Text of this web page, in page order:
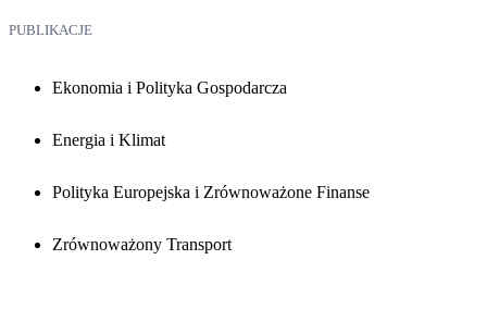
PUBLIKACJE
Ekonomia i Polityka Gospodarcza
Energia i Klimat
Polityka Europejska i Zrównoważone Finanse
Zrównoważony Transport